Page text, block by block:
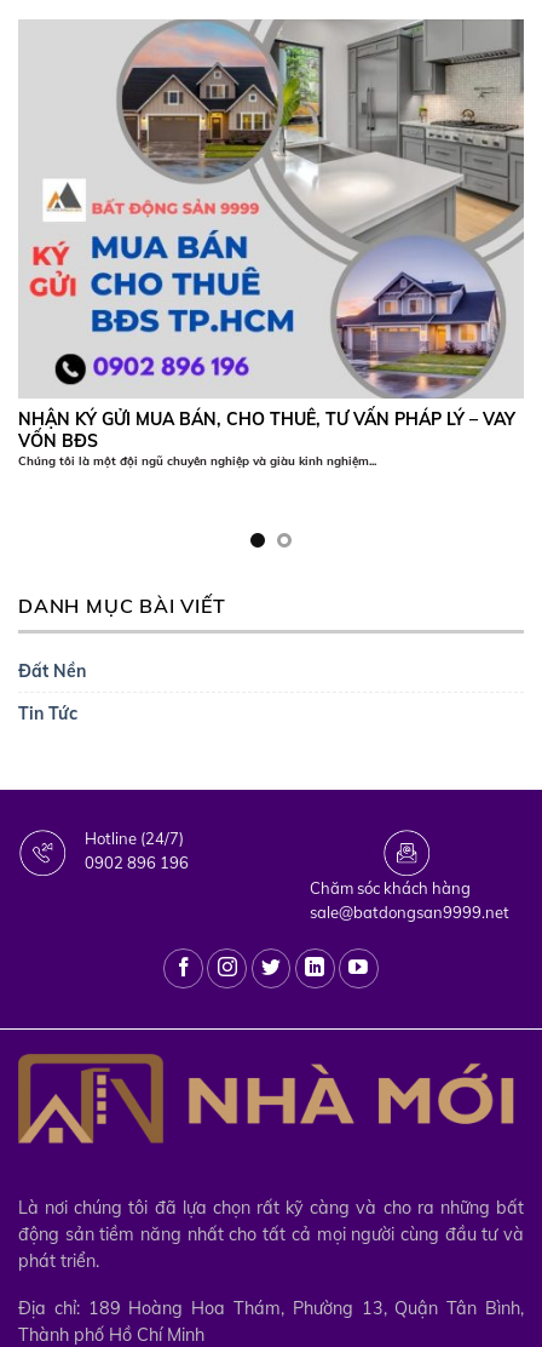
NHẬN KÝ GỬI MUA BÁN, CHO THUÊ, TƯ VẤN PHÁP LÝ – VAY
VỐN BĐS
Chúng tôi là một đội ngũ chuyên nghiệp và giàu kinh nghiệm...
DANH MỤC BÀI VIẾT
Đất Nền
Tin Tức
Hotline (24/7)
0902 896 196
Chăm sóc khách hàng
sale@batdongsan9999.net
Là nơi chúng tôi đã lựa chọn rất kỹ càng và cho ra những bất
động sản tiềm năng nhất cho tất cả mọi người cùng đầu tư và
phát triển.
Địa chỉ: 189 Hoàng Hoa Thám, Phường 13, Quận Tân Bình,
Thành phố Hồ Chí Minh